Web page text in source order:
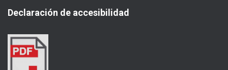
r
Declaración de accesibilidad